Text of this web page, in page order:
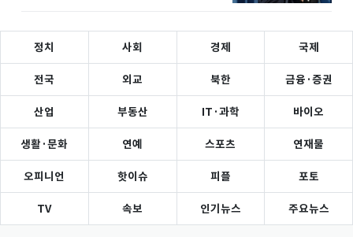
정치 사회 경제 국제
전국 외교 북한 금융·증권
산업 부동산 IT·과학 바이오
생활·문화 연예 스포츠 연재물
오피니언 핫이슈 피플 포토
TV 속보 인기뉴스 주요뉴스